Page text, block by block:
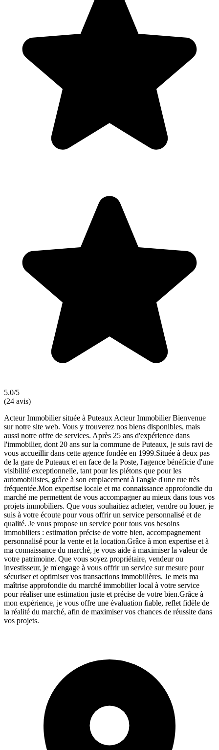
5.0/5
(24 avis)
Acteur Immobilier située à Puteaux Acteur Immobilier Bienvenue
sur notre site web. Vous y trouverez nos biens disponibles, mais
aussi notre offre de services. Après 25 ans d'expérience dans
l'immobilier, dont 20 ans sur la commune de Puteaux, je suis ravi de
vous accueillir dans cette agence fondée en 1999.Située à deux pas
de la gare de Puteaux et en face de la Poste, l'agence bénéficie d'une
visibilité exceptionnelle, tant pour les piétons que pour les
automobilistes, grâce à son emplacement à l'angle d'une rue très
fréquentée. Mon expertise locale et ma connaissance approfondie du
marché me permettent de vous accompagner au mieux dans tous vos
projets immobiliers. Que vous souhaitiez acheter, vendre ou louer, je
suis à votre écoute pour vous offrir un service personnalisé et de
qualité. Je vous propose un service pour tous vos besoins
immobiliers : estimation précise de votre bien, accompagnement
personnalisé pour la vente et la location. Grâce à mon expertise et à
ma connaissance du marché, je vous aide à maximiser la valeur de
votre patrimoine. Que vous soyez propriétaire, vendeur ou
investisseur, je m'engage à vous offrir un service sur mesure pour
sécuriser et optimiser vos transactions immobilières. Je mets ma
maîtrise approfondie du marché immobilier local à votre service
pour réaliser une estimation juste et précise de votre bien.Grâce à
mon expérience, je vous offre une évaluation fiable, reflet fidèle de
la réalité du marché, afin de maximiser vos chances de réussite dans
vos projets.